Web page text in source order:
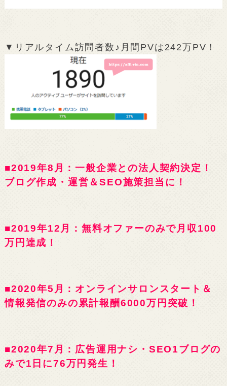
▼リアルタイム訪問者数♪月間PVは242万PV！
■2019年8月：一般企業との法人契約決定！
ブログ作成・運営＆SEO施策担当に！
■2019年12月：無料オファーのみで月収100
万円達成！
■2020年5月：オンラインサロンスタート＆
情報発信のみの累計報酬6000万円突破！
■2020年7月：広告運用ナシ・SEO1ブログの
みで1日に76万円発生！